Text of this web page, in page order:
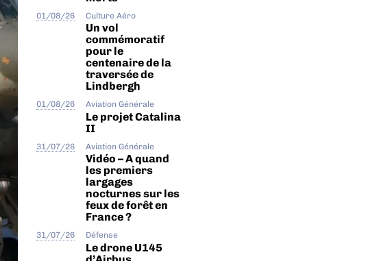
01/08/26 Culture Aéro
Un vol
commémoratif
pour le
centenaire de la
traversée de
Lindbergh
01/08/26 Aviation Générale
Le projet Catalina
II
31/07/26 Aviation Générale
Vidéo – A quand
les premiers
largages
nocturnes sur les
feux de forêt en
France ?
31/07/26 Défense
Le drone U145